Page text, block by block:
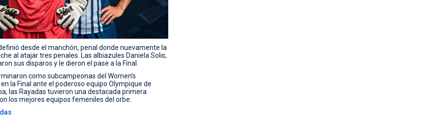
desde el manchón, penal donde nuevamente la
al atajar tres penales. Las albiazules Daniela Solis,
sus disparos y le dieron el pase a la Final.
como subcampeonas del Women’s
la Final ante el poderoso equipo Olympique de
las Rayadas tuvieron una destacada primera
los mejores equipos femeniles del orbe.